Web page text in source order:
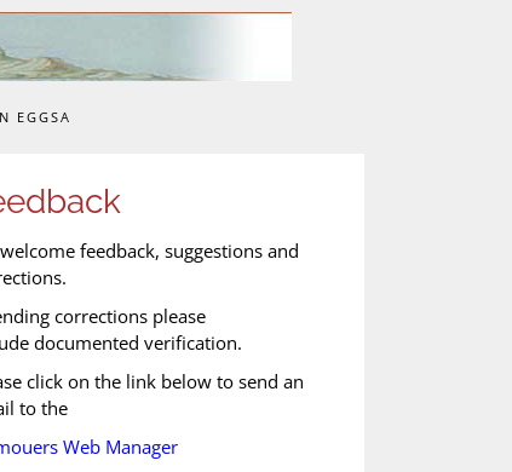
EGGSA
feedback, suggestions and
corrections please
documented verification.
click on the link below to send an
to the
Web Manager